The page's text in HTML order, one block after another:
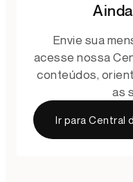
Envie sua
acesse nossa
conteúdos,
as
Ir para Central